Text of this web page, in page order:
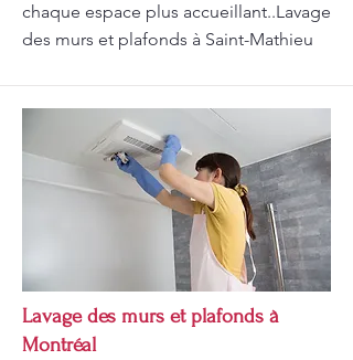
chaque espace plus accueillant..Lavage
des murs et plafonds à Saint-Mathieu
Lavage des murs et plafonds à
Montréal